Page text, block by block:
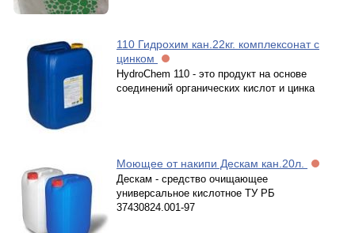
110 Гидрохим кан.22кг. комплексонат с
цинком
HydroChem 110 - это продукт на основе
соединений органических кислот и цинка
Моющее от накипи Дескам кан.20л.
Дескам - средство очищающее
универсальное кислотное ТУ РБ
37430824.001-97